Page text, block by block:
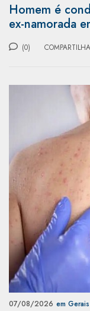
Homem é
ex-namorada
(0)
07/08/2026 em Gerais